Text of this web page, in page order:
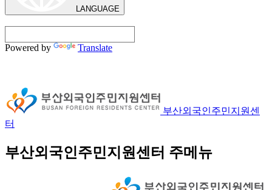
LANGUAGE
Powered by Translate
부산외국인주민지원센
터
부산외국인주민지원센터 주메뉴